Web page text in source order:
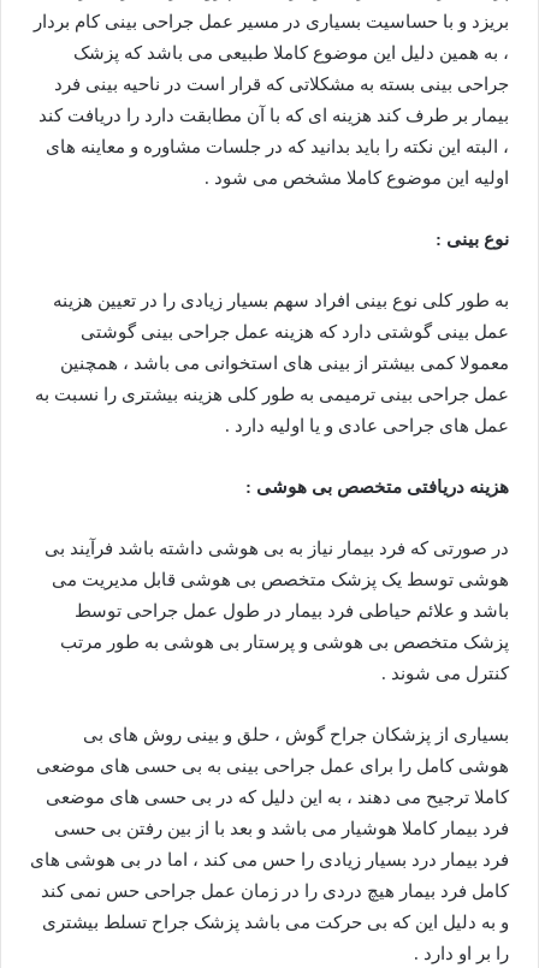
بریزد و با حساسیت بسیاری در مسیر عمل جراحی بینی کام بردار
، به همین دلیل این موضوع کاملا طبیعی می باشد که پزشک
جراحی بینی بسته به مشکلاتی که قرار است در ناحیه بینی فرد
بیمار بر طرف کند هزینه ای که با آن مطابقت دارد را دریافت کند
، البته این نکته را باید بدانید که در جلسات مشاوره و معاینه های
اولیه این موضوع کاملا مشخص می شود .
نوع بینی :
به طور کلی نوع بینی افراد سهم بسیار زیادی را در تعیین هزینه
عمل بینی گوشتی دارد که هزینه عمل جراحی بینی گوشتی
معمولا کمی بیشتر از بینی های استخوانی می باشد ، همچنین
عمل جراحی بینی ترمیمی به طور کلی هزینه بیشتری را نسبت به
عمل های جراحی عادی و یا اولیه دارد .
هزینه دریافتی متخصص بی هوشی :
در صورتی که فرد بیمار نیاز به بی هوشی داشته باشد فرآیند بی
هوشی توسط یک پزشک متخصص بی هوشی قابل مدیریت می
باشد و علائم حیاطی فرد بیمار در طول عمل جراحی توسط
پزشک متخصص بی هوشی و پرستار بی هوشی به طور مرتب
کنترل می شوند .
بسیاری از پزشکان جراح گوش ، حلق و بینی روش های بی
هوشی کامل را برای عمل جراحی بینی به بی حسی های موضعی
کاملا ترجیح می دهند ، به این دلیل که در بی حسی های موضعی
فرد بیمار کاملا هوشیار می باشد و بعد با از بین رفتن بی حسی
فرد بیمار درد بسیار زیادی را حس می کند ، اما در بی هوشی های
کامل فرد بیمار هیچ دردی را در زمان عمل جراحی حس نمی کند
و به دلیل این که بی حرکت می باشد پزشک جراح تسلط بیشتری
را بر او دارد .